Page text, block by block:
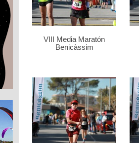
VIII Media Maratón
Benicàssim